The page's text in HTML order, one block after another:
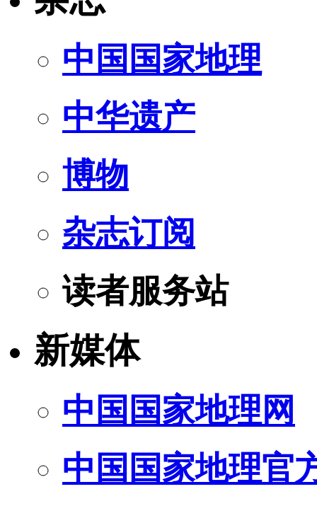
中国国家地理
中华遗产
博物
杂志订阅
读者服务站
新媒体
中国国家地理网
中国国家地理官